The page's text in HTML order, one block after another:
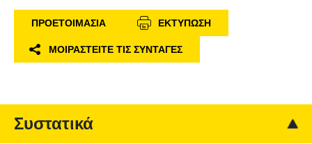
ΠΡΟΕΤΟΙΜΑΣΊΑ ΕΚΤΎΠΩΣΗ
ΜΟΙΡΑΣΤΕΊΤΕ ΤΙΣ ΣΥΝΤΑΓΈΣ
Συστατικά